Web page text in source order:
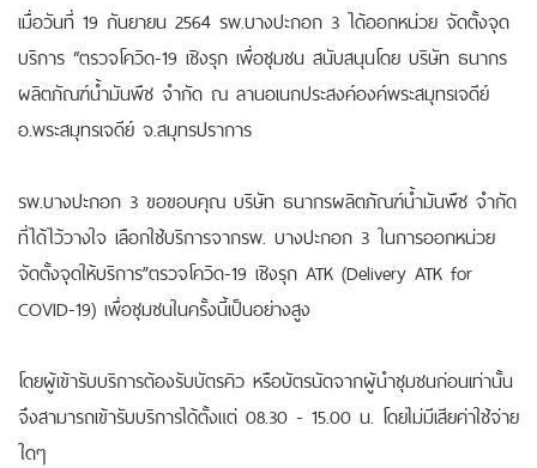
เมื่อวันที่ 19 กันยายน 2564 รพ.บางปะกอก 3 ได้ออกหน่วย จัดตั้งจุด
บริการ “ตรวจโควิด-19 เชิงรุก เพื่อชุมชน สนับสนุนโดย บริษัท ธนากร
ผลิตภัณฑ์น้ำมันพืช จำกัด ณ ลานอเนกประสงค์องค์พระสมุทรเจดีย์
อ.พระสมุทรเจดีย์ จ.สมุทรปราการ
รพ.บางปะกอก 3 ขอขอบคุณ บริษัท ธนากรผลิตภัณฑ์น้ำมันพืช จำกัด
ที่ได้ไว้วางใจ เลือกใช้บริการจากรพ. บางปะกอก 3 ในการออกหน่วย
จัดตั้งจุดให้บริการ”ตรวจโควิด-19 เชิงรุก ATK (Delivery ATK for
COVID-19) เพื่อชุมชนในครั้งนี้เป็นอย่างสูง
โดยผู้เข้ารับบริการต้องรับบัตรคิว หรือบัตรนัดจากผู้นำชุมชนก่อนเท่านั้น
จึงสามารถเข้ารับบริการได้ตั้งแต่ 08.30 - 15.00 น. โดยไม่มีเสียค่าใช้จ่าย
ใดๆ